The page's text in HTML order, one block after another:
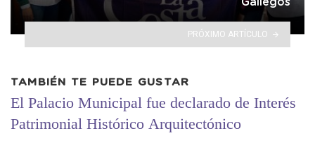
PRÓXIMO ARTÍCULO
TAMBIÉN TE PUEDE GUSTAR
El Palacio Municipal fue declarado de Interés
Patrimonial Histórico Arquitectónico